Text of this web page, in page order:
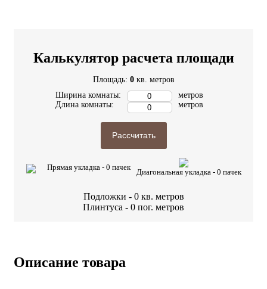
Калькулятор расчета площади
Площадь: 0 кв. метров
Ширина комнаты:
Длина комнаты:
метров
метров
Рассчитать
Прямая укладка - 0 пачек
Диагональная укладка - 0 пачек
Подложки - 0 кв. метров
Плинтуса - 0 пог. метров
Описание товара